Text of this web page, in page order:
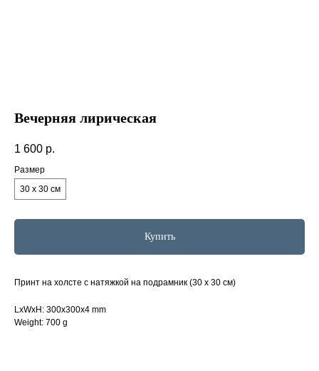
Вечерняя лирическая
1 600 р.
Размер
30 х 30 см
Купить
Принт на холсте с натяжкой на подрамник (30 х 30 см)
LxWxH: 300x300x4 mm
Weight: 700 g